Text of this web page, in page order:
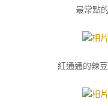
最常點
紅通通的辣